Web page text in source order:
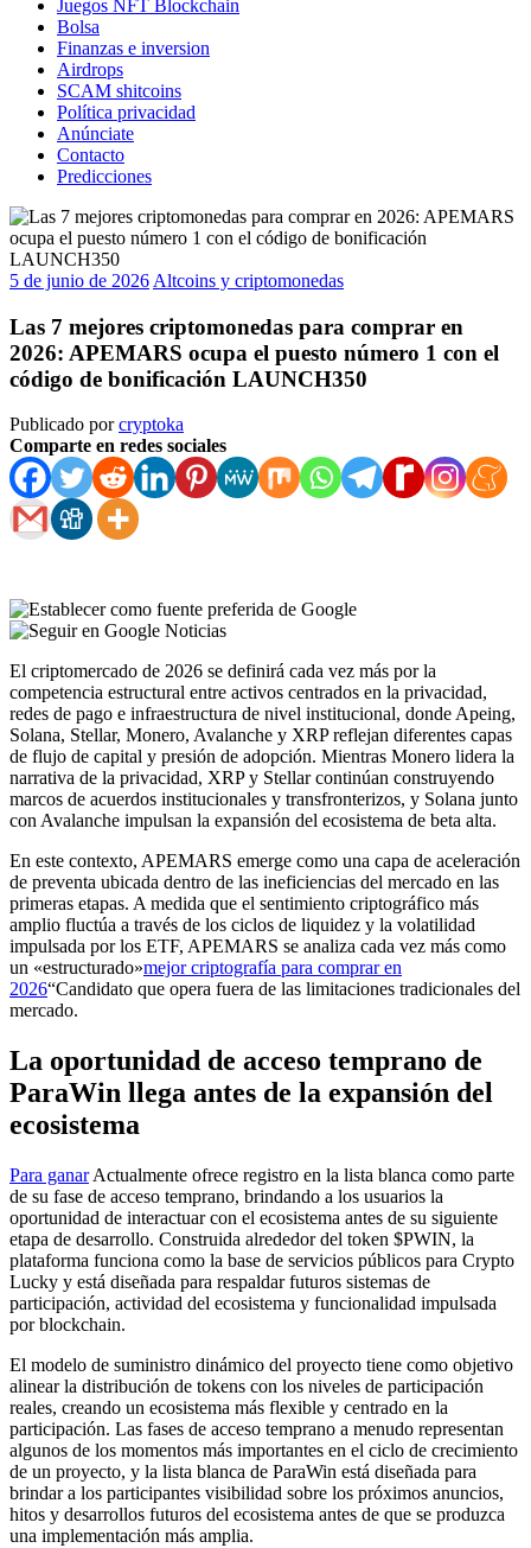
Juegos NFT Blockchain
Bolsa
Finanzas e inversion
Airdrops
SCAM shitcoins
Política privacidad
Anúnciate
Contacto
Predicciones
5 de junio de 2026 Altcoins y criptomonedas
Las 7 mejores criptomonedas para comprar en
2026: APEMARS ocupa el puesto número 1 con el
código de bonificación LAUNCH350
Publicado porcryptoka
Comparte en redes sociales
El criptomercado de 2026 se definirá cada vez más por la
competencia estructural entre activos centrados en la privacidad,
redes de pago e infraestructura de nivel institucional, donde Apeing,
Solana, Stellar, Monero, Avalanche y XRP reflejan diferentes capas
de flujo de capital y presión de adopción. Mientras Monero lidera la
narrativa de la privacidad, XRP y Stellar continúan construyendo
marcos de acuerdos institucionales y transfronterizos, y Solana junto
con Avalanche impulsan la expansión del ecosistema de beta alta.
En este contexto, APEMARS emerge como una capa de aceleración
de preventa ubicada dentro de las ineficiencias del mercado en las
primeras etapas. A medida que el sentimiento criptográfico más
amplio fluctúa a través de los ciclos de liquidez y la volatilidad
impulsada por los ETF, APEMARS se analiza cada vez más como
un «estructurado»mejor criptografía para comprar en
2026“Candidato que opera fuera de las limitaciones tradicionales del
mercado.
La oportunidad de acceso temprano de
ParaWin llega antes de la expansión del
ecosistema
Para ganarActualmente ofrece registro en la lista blanca como parte
de su fase de acceso temprano, brindando a los usuarios la
oportunidad de interactuar con el ecosistema antes de su siguiente
etapa de desarrollo. Construida alrededor del token $PWIN, la
plataforma funciona como la base de servicios públicos para Crypto
Lucky y está diseñada para respaldar futuros sistemas de
participación, actividad del ecosistema y funcionalidad impulsada
por blockchain.
El modelo de suministro dinámico del proyecto tiene como objetivo
alinear la distribución de tokens con los niveles de participación
reales, creando un ecosistema más flexible y centrado en la
participación. Las fases de acceso temprano a menudo representan
algunos de los momentos más importantes en el ciclo de crecimiento
de un proyecto, y la lista blanca de ParaWin está diseñada para
brindar a los participantes visibilidad sobre los próximos anuncios,
hitos y desarrollos futuros del ecosistema antes de que se produzca
una implementación más amplia.